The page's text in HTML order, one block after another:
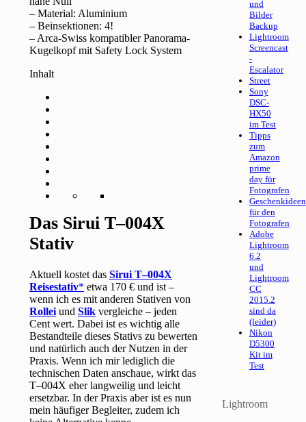
– Material: Aluminium
– Beinsektionen: 4!
– Arca-Swiss kompatibler Panorama-
Kugelkopf mit Safety Lock System
Inhalt
Das Sirui T–004X
Stativ
Aktuell kostet dasSirui T–004X
Reisestativ
etwa 170 € und ist –
wenn ich es mit anderen Stativen von
Rollei undSlik vergleiche – jeden
Cent wert. Dabei ist es wichtig alle
Bestandteile dieses Stativs zu bewerten
und natürlich auch der Nutzen in der
Praxis. Wenn ich mir lediglich die
technischen Daten anschaue, wirkt das
T–004X eher langweilig und leicht
ersetzbar. In der Praxis aber ist es nun
mein häufiger Begleiter, zudem ich
und
Bilder
Backup
Lightroom
Screencast
-
Escalator
Street
Sony
DSC-
HX50
im Test
Tipps
zum
Amazon
prime
day für
Fotografen
Geschenkideen
für den
Fotografen
Adobe
Lightroom
6.2
und
Lightroom
CC
2015.2
sind da
(leider)
Nikon
D5300
Kit im
Test
Lightroom